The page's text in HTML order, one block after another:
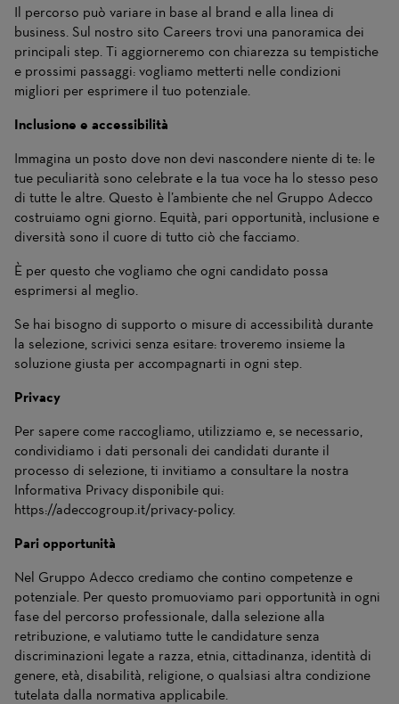
Il percorso può variare in base al brand e alla linea di
business. Sul nostro sito Careers trovi una panoramica dei
principali step. Ti aggiorneremo con chiarezza su tempistiche
e prossimi passaggi: vogliamo metterti nelle condizioni
migliori per esprimere il tuo potenziale.
Inclusione e accessibilità
Immagina un posto dove non devi nascondere niente di te: le
tue peculiarità sono celebrate e la tua voce ha lo stesso peso
di tutte le altre. Questo è l’ambiente che nel Gruppo Adecco
costruiamo ogni giorno. Equità, pari opportunità, inclusione e
diversità sono il cuore di tutto ciò che facciamo.
È per questo che vogliamo che ogni candidato possa
esprimersi al meglio.
Se hai bisogno di supporto o misure di accessibilità durante
la selezione, scrivici senza esitare: troveremo insieme la
soluzione giusta per accompagnarti in ogni step.
Privacy
Per sapere come raccogliamo, utilizziamo e, se necessario,
condividiamo i dati personali dei candidati durante il
processo di selezione, ti invitiamo a consultare la nostra
Informativa Privacy disponibile qui:
https://adeccogroup.it/privacy-policy.
Pari opportunità
Nel Gruppo Adecco crediamo che contino competenze e
potenziale. Per questo promuoviamo pari opportunità in ogni
fase del percorso professionale, dalla selezione alla
retribuzione, e valutiamo tutte le candidature senza
discriminazioni legate a razza, etnia, cittadinanza, identità di
genere, età, disabilità, religione, o qualsiasi altra condizione
tutelata dalla normativa applicabile.